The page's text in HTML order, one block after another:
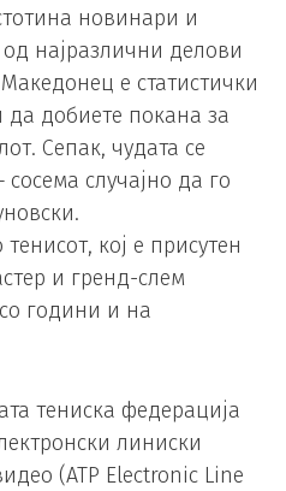
новинари и
најразлични делови
е статистички
добиете покана за
Сепак, чудата се
случајно да го
кој е присутен
и гренд-слем
години и на
тениска федерација
линиски
(ATP Electronic Line